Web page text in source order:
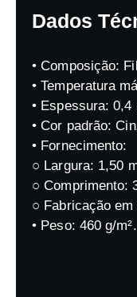
Dados
• Composição:
• Temperatura
• Espessura: 0,4
• Cor padrão:
• Fornecimento:
○ Largura: 1,50
○ Comprimento:
○ Fabricação
• Peso: 460 g/m².